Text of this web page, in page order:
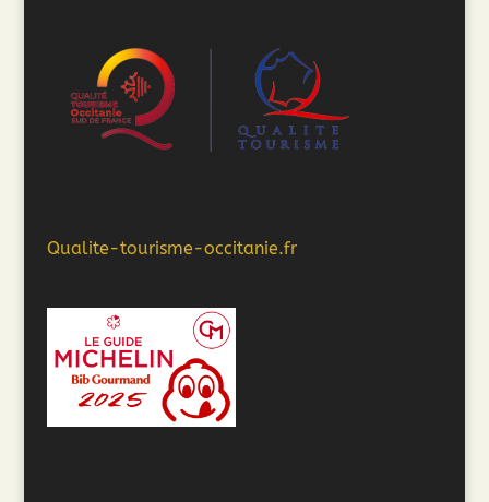
Qualite-tourisme-occitanie.fr